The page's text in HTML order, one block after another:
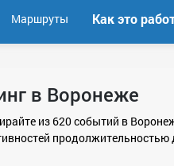
Маршруты Как это
в Воронеже
из 620 событий в
продолжительностью